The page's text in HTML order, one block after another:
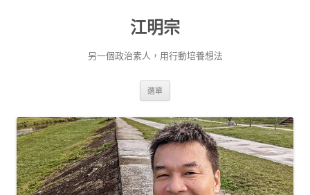
江明宗
另一個政治素人，用行動培養想法
選單